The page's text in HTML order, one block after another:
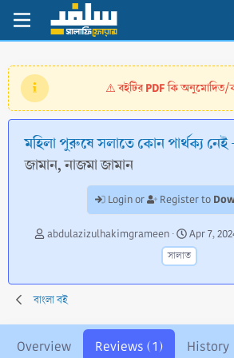
⚠️বইটির PDF কি অনুমোদিত/
মহিলা পুরুষে সলাতে কোন পার্থক্য
জামান, নাজমা জামান
Login or Register to
A
r
abdulazizulhakimgrameen
C
r
e
o
d
Apr 7,
সালাত
বাংলা বই
Overview Reviews (1) History